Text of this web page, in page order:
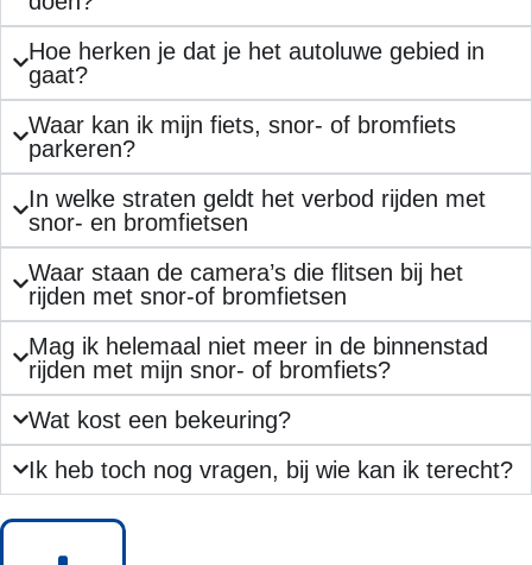
Hoe herken je dat je het autoluwe gebied in
gaat?
Waar kan ik mijn fiets, snor- of bromfiets
parkeren?
In welke straten geldt het verbod rijden met
snor- en bromfietsen
Waar staan de camera’s die flitsen bij het
rijden met snor-of bromfietsen
Mag ik helemaal niet meer in de binnenstad
rijden met mijn snor- of bromfiets?
Wat kost een bekeuring?
Ik heb toch nog vragen, bij wie kan ik terecht?